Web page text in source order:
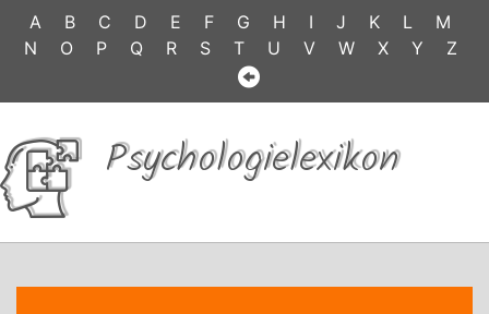
A B C D E F G H I J K L
M
N
O P Q R S T U V W X Y Z
Psychologielexikon